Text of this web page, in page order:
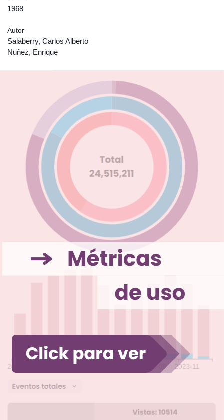
1968
Autor
Salaberry, Carlos Alberto
Nuñez, Enrique